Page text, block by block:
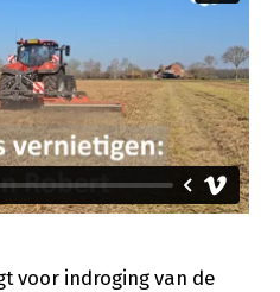
voor indroging van de